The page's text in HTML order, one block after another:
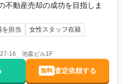
不動産売却の成功を目指しま
担当
女性スタッフ在籍
27-16 池森ビル1F
無料 査定依頼する